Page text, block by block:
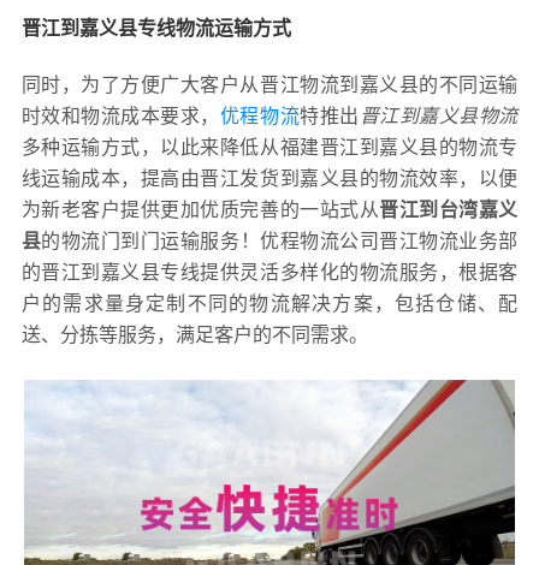
晋江到嘉义县专线物流运输方式
同时，为了方便广大客户从晋江物流到嘉义县的不同运输
时效和物流成本要求， 优程物流特推出 晋江到嘉义县物流
多种运输方式，以此来降低从福建晋江到嘉义县的物流专
线运输成本，提高由晋江发货到嘉义县的物流效率，以便
为新老客户提供更加优质完善的一站式从晋江到台湾嘉义
县的物流门到门运输服务！优程物流公司晋江物流业务部
的晋江到嘉义县专线提供灵活多样化的物流服务，根据客
户的需求量身定制不同的物流解决方案，包括仓储、配
送、分拣等服务，满足客户的不同需求。